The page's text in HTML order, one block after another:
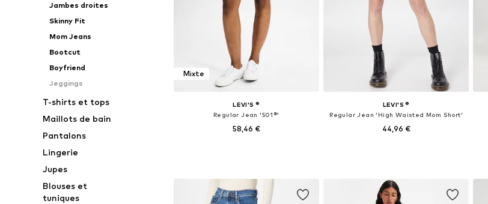
Jambes droites
Skinny Fit
Mom Jeans
Bootcut
Boyfriend
Jeggings
T-shirts et tops
Maillots de bain
Pantalons
Lingerie
Jupes
Blouses et
tuniques
Mixte
LEVI'S ®
Regular Jean '501®'
58,46 €
LEVI'S ®
Regular Jean 'High Waisted Mom Short'
44,96 €